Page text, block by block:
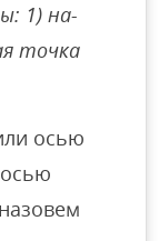
1) на-
точка
осью